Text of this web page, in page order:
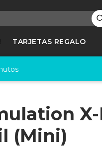
TARJETAS REGALO
(Mini)
×